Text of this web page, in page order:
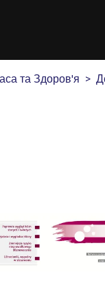
та Здоров'я